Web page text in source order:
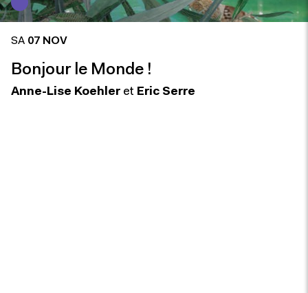
SA 07 NOV
Bonjour le Monde !
Anne-Lise Koehler et Eric Serre